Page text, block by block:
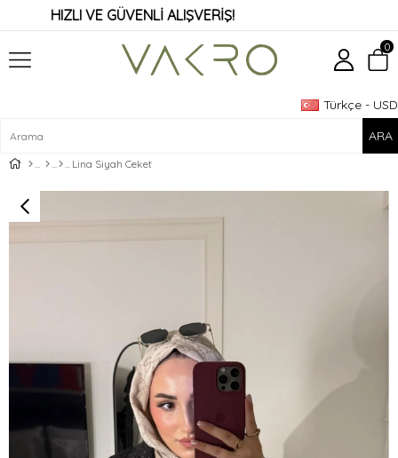
HIZLI VE GÜVENLİ ALIŞVERİŞ!
Türkçe - USD
0
Lina Siyah Ceket